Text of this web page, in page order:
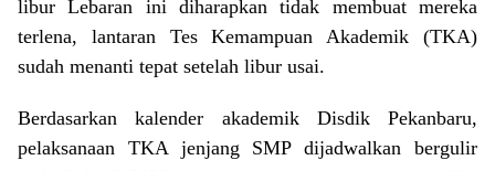
libur Lebaran ini diharapkan tidak membuat mereka
terlena, lantaran Tes Kemampuan Akademik (TKA)
sudah menanti tepat setelah libur usai.
Berdasarkan kalender akademik Disdik Pekanbaru,
pelaksanaan TKA jenjang SMP dijadwalkan bergulir